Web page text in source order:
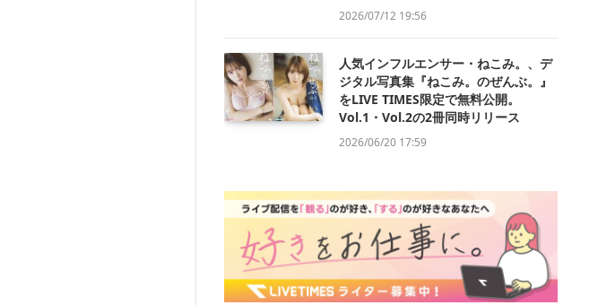
2026/07/12 19:56
人気インフルエンサー・ねこみ。、デ
ジタル写真集『ねこみ。のぜんぶ。』
をLIVE TIMES限定で無料公開。
Vol.1・Vol.2の2冊同時リリース
2026/06/20 17:59